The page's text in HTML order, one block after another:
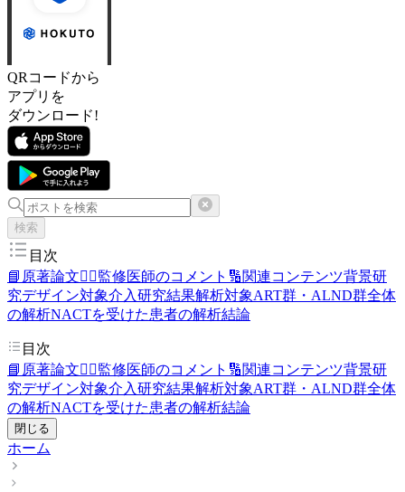
QRコードから
アプリを
ダウンロード!
検索
目次
📘原著論文👨‍⚕️監修医師のコメント 🔢関連コンテンツ背景研
究デザイン対象介入研究結果解析対象ART群・ALND群全体
の解析NACTを受けた患者の解析結論
目次
📘原著論文👨‍⚕️監修医師のコメント 🔢関連コンテンツ背景研
究デザイン対象介入研究結果解析対象ART群・ALND群全体
の解析NACTを受けた患者の解析結論
閉じる
ホーム